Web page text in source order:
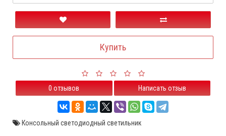
Купить
0 отзывов Написать отзыв
Консольный светодиодный светильник